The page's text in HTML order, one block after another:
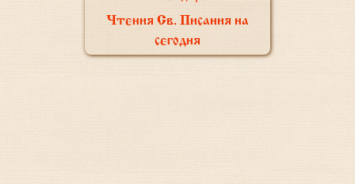
Чтения Св. Писания на
сегодня